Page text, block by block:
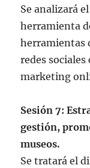
Se analizará
herramienta
herramientas
redes
marketing
Sesión 7:
gestión,
museos.
Se tratará el